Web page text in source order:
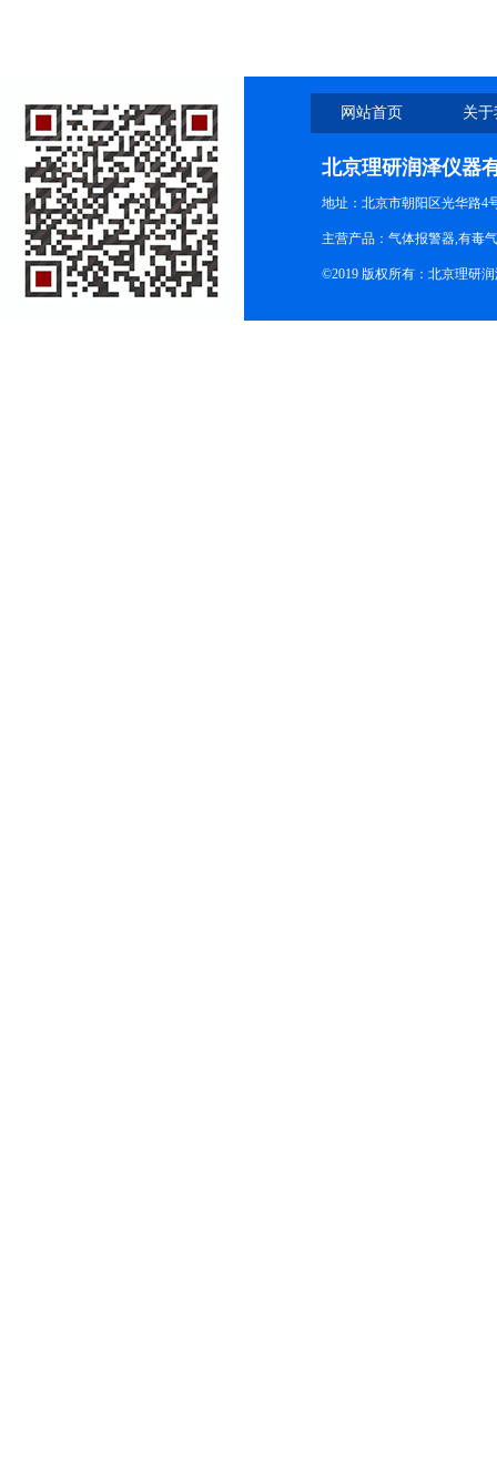
网站首页 关
北京理研润泽仪器
地址：北京市朝阳区光华路4
主营产品：气体报警器,有毒
©2019 版权所有：北京理研